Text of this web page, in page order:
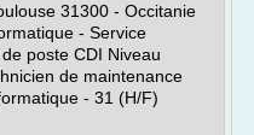
31300 - Occitanie
- Service
poste CDI Niveau
de maintenance
- 31 (H/F)